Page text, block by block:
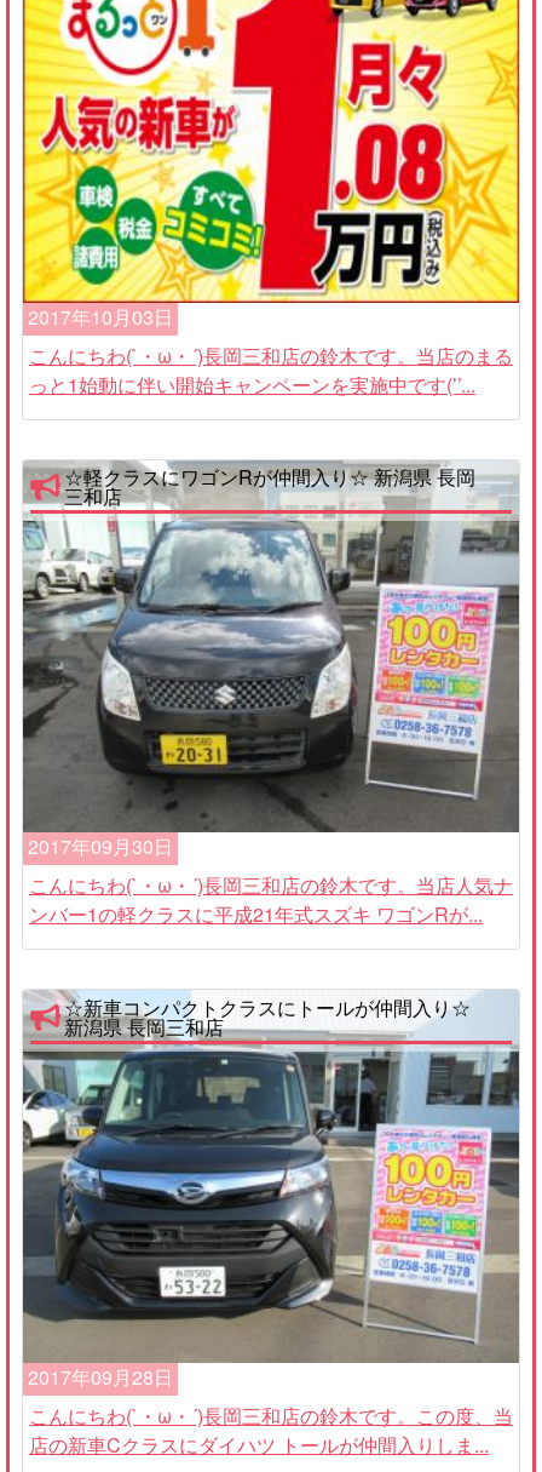
2017年10月03日
こんにちわ(`・ω・´)長岡三和店の鈴木です。当店のまる
っと1始動に伴い開始キャンペーンを実施中です(’’...
☆軽クラスにワゴンRが仲間入り☆ 新潟県 長岡
三和店
2017年09月30日
こんにちわ(`・ω・´)長岡三和店の鈴木です。当店人気ナ
ンバー1の軽クラスに平成21年式スズキ ワゴンRが...
☆新車コンパクトクラスにトールが仲間入り☆
新潟県 長岡三和店
2017年09月28日
こんにちわ(`・ω・´)長岡三和店の鈴木です。この度、当
店の新車Cクラスにダイハツ トールが仲間入りしま...